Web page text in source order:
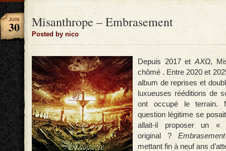
Misanthrope – Embrasement
Posted by nico
JUIN
30
Depuis 2017 et ΑXΩ,
chômé . Entre 2020 et
album de reprises et
luxueuses rééditions de
ont occupé le terrain.
question légitime se
allait-il proposer un «
original ? Embrasement
mettant fin à neuf ans